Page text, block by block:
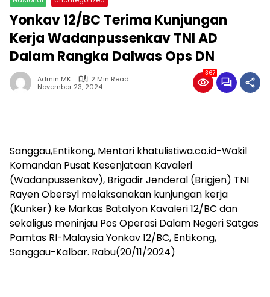
Yonkav 12/BC Terima Kunjungan
Kerja Wadanpussenkav TNI AD
Dalam Rangka Dalwas Ops DN
Admin MK
2 Min Read
November 23, 2024
367
Sanggau,Entikong, Mentari khatulistiwa.co.id-Wakil
Komandan Pusat Kesenjataan Kavaleri
(Wadanpussenkav), Brigadir Jenderal (Brigjen) TNI
Rayen Obersyl melaksanakan kunjungan kerja
(Kunker) ke Markas Batalyon Kavaleri 12/BC dan
sekaligus meninjau Pos Operasi Dalam Negeri Satgas
Pamtas RI-Malaysia Yonkav 12/BC, Entikong,
Sanggau-Kalbar. Rabu(20/11/2024)